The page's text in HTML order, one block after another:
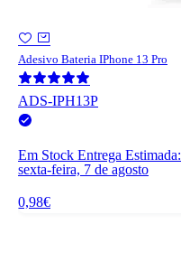
Adesivo Bateria IPhone 13 Pro
ADS-IPH13P
Em Stock Entrega Estimada:
sexta-feira, 7 de agosto
0,98€